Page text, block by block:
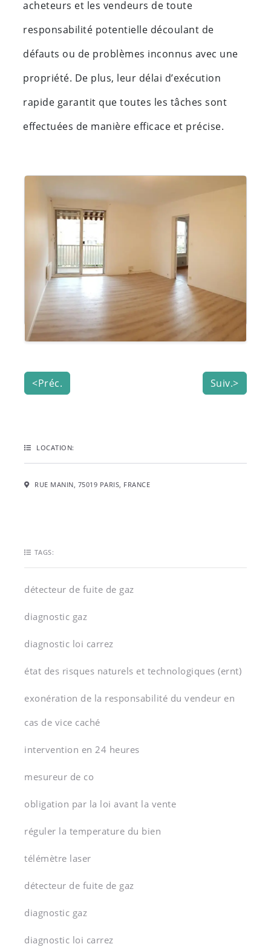
acheteurs et les vendeurs de toute
responsabilité potentielle découlant de
défauts ou de problèmes inconnus avec une
propriété. De plus, leur délai d’exécution
rapide garantit que toutes les tâches sont
effectuées de manière efficace et précise.
<Préc. Suiv.>
LOCATION:
RUE MANIN, 75019 PARIS, FRANCE
TAGS:
détecteur de fuite de gaz
diagnostic gaz
diagnostic loi carrez
état des risques naturels et technologiques (ernt)
exonération de la responsabilité du vendeur en
cas de vice caché
intervention en 24 heures
mesureur de co
obligation par la loi avant la vente
réguler la temperature du bien
télémètre laser
détecteur de fuite de gaz
diagnostic gaz
diagnostic loi carrez